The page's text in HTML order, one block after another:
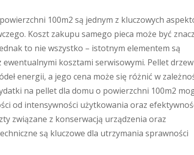
100m2 są jednym z kluczowych
Koszt zakupu samego pieca może być
to nie wszystko – istotnym elementem są
kosztami serwisowymi. Pellet
energii, a jego cena może się różnić w
na pellet dla domu o powierzchni 100m2
od intensywności użytkowania oraz
związane z konserwacją urządzenia oraz
są kluczowe dla utrzymania sprawności